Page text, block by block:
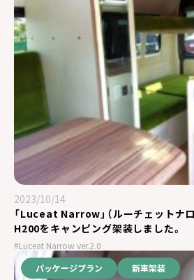
2023/10/14
「Luceat Narrow」（ルーチェットナ
H200をキャンピング架装しました。
#Luceat Narrow ver.2.0
パッケージプラン
新車架装